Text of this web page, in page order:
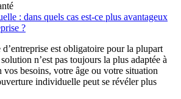
: dans quels cas est-ce plus avantageux
?
est obligatoire pour la plupart
n’est pas toujours la plus adaptée à
vos besoins, votre âge ou votre situation
individuelle peut se révéler plus